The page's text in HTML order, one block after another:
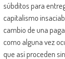
súbditos para
capitalismo
cambio de una
como alguna vez
que así proceden